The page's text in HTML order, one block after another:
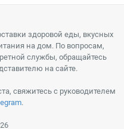
здоровой еды, вкусных
на дом. По вопросам,
службы, обращайтесь
на сайте.
свяжитесь с руководителем
.